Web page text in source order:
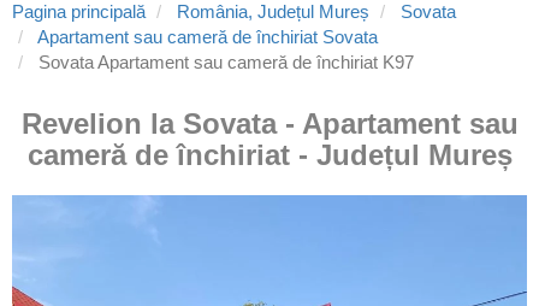
Pagina principală România, Județul Mureș
Sovata
Apartament sau cameră de închiriat Sovata
Sovata Apartament sau cameră de închiriat K97
Revelion la Sovata - Apartament sau
cameră de închiriat - Județul Mureș